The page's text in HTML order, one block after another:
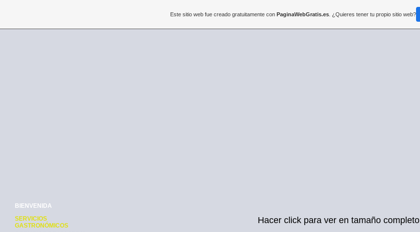
BIENVENIDA
SERVICIOS
GASTRONÓMICOS
Hacer click para ver en tamaño completo
Este sitio web fue creado gratuitamente con PaginaWebGratis.es. ¿Quieres tener tu propio sitio web?